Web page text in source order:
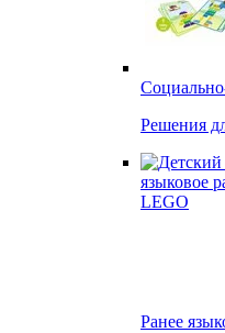
Решения
Ранее